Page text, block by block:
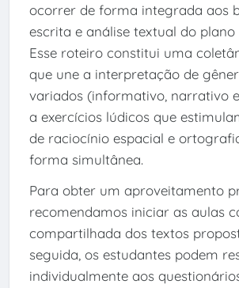
ocorrer de forma integrada aos
escrita e análise textual do plano
Esse roteiro constitui uma
que une a interpretação de
variados (informativo, narrativo
a exercícios lúdicos que
de raciocínio espacial e
forma simultânea.
Para obter um aproveitamento
recomendamos iniciar as aulas
compartilhada dos textos
seguida, os estudantes podem
individualmente aos